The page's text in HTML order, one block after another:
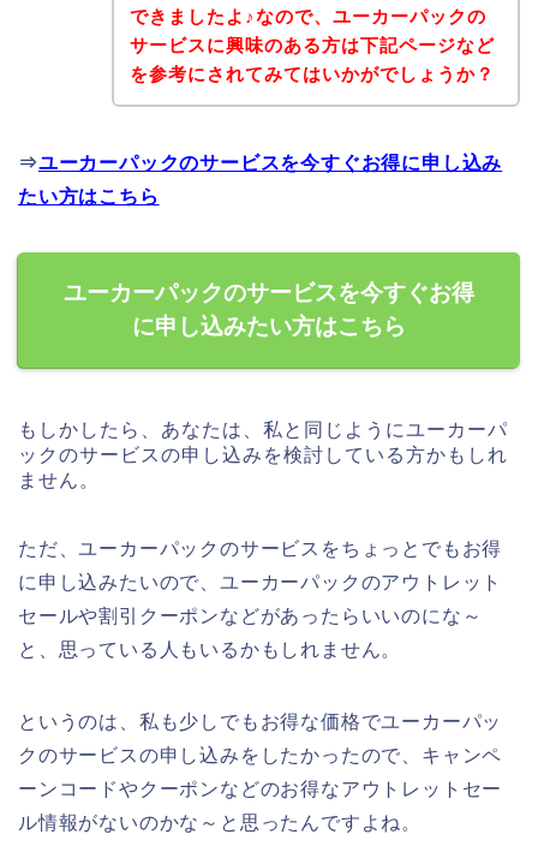
できましたよ♪なので、ユーカーパックの
サービスに興味のある方は下記ページなど
を参考にされてみてはいかがでしょうか？
⇒ユーカーパックのサービスを今すぐお得に申し込み
たい方はこちら
ユーカーパックのサービスを今すぐお得
に申し込みたい方はこちら
もしかしたら、あなたは、私と同じようにユーカーパ
ックのサービスの申し込みを検討している方かもしれ
ません。
ただ、ユーカーパックのサービスをちょっとでもお得
に申し込みたいので、ユーカーパックのアウトレット
セールや割引クーポンなどがあったらいいのにな～
と、思っている人もいるかもしれません。
というのは、私も少しでもお得な価格でユーカーパッ
クのサービスの申し込みをしたかったので、キャンペ
ーンコードやクーポンなどのお得なアウトレットセー
ル情報がないのかな～と思ったんですよね。